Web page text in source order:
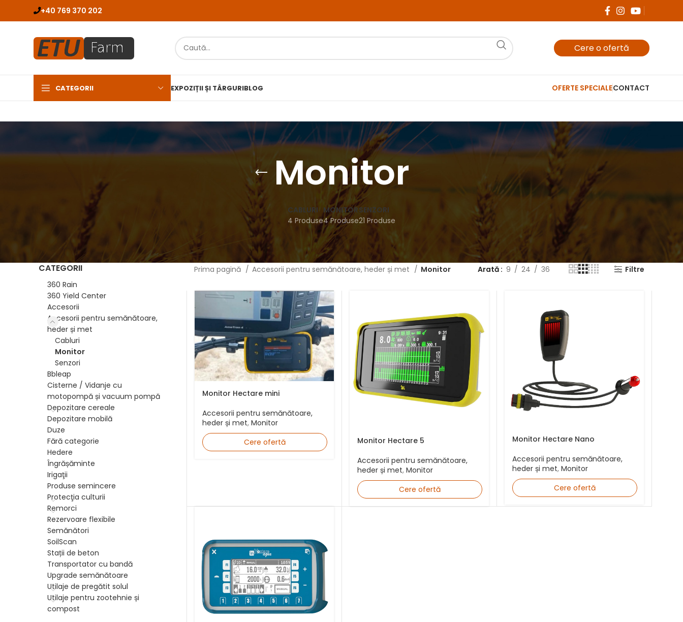
+40 769 370 202
Cere o ofertă
CATEGORII EXPOZIȚII ȘI TÂRGURIBLOG OFERTE SPECIALECONTACT
Monitor
CABLURI
4 Produse
MONITOR
4 Produse
SENZORI
21 Produse
CATEGORII
360 Rain
360 Yield Center
Accesorii
Accesorii pentru semănătoare,
heder și met
Cabluri
Monitor
Senzori
Bbleap
Cisterne / Vidanje cu
motopompă și vacuum pompă
Depozitare cereale
Depozitare mobilă
Duze
Fără categorie
Hedere
Îngrășăminte
Irigaţii
Produse semincere
Protecţia culturii
Remorci
Rezervoare flexibile
Semănători
SoilScan
Stații de beton
Transportator cu bandă
Upgrade semănătoare
Utilaje de pregătit solul
Utilaje pentru zootehnie și
compost
Prima pagină Accesorii pentru semănătoare, heder și met Monitor Arată 9 24 36 Filtre
Monitor Hectare mini
Accesorii pentru semănătoare,
heder și met, Monitor
Cere ofertă
Monitor Hectare 5
Accesorii pentru semănătoare,
heder și met, Monitor
Cere ofertă
Monitor Hectare Nano
Accesorii pentru semănătoare,
heder și met, Monitor
Cere ofertă